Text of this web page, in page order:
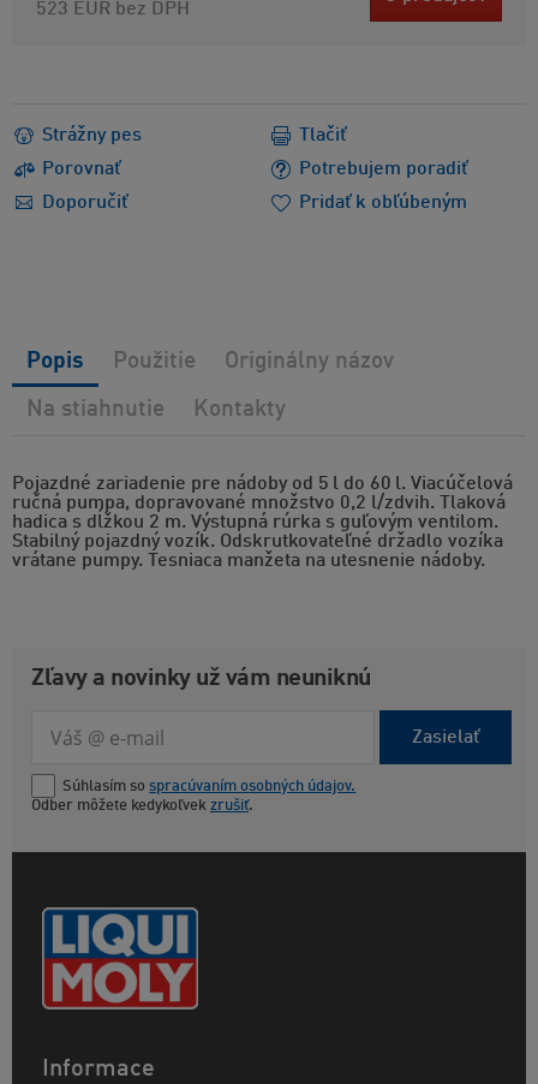
523 EUR bez DPH
Strážny pes
Porovnať
Potrebujem poradiť
Doporučiť
Tlačiť
Pridať k obľúbeným
Pojazdné zariadenie pre nádoby od 5 l do 60 l. Viacúčelová
ručná pumpa, dopravované množstvo 0,2 l/zdvih. Tlaková
hadica s dĺžkou 2 m. Výstupná rúrka s guľovým ventilom.
Stabilný pojazdný vozík. Odskrutkovateľné držadlo vozíka
vrátane pumpy. Tesniaca manžeta na utesnenie nádoby.
Popis Použitie Originálny názov
Na stiahnutie Kontakty
Zľavy a novinky už vám neuniknú
Zasielať
Súhlasím so spracúvaním osobných údajov.
Odber môžete kedykoľvek zrušiť.
Informace